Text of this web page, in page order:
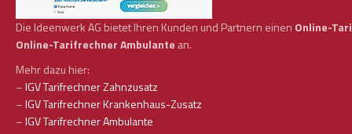
Die Ideenwerk AG bietet Ihren Kunden und Partnern einen Online-
Online-Tarifrechner Ambulante an.
Mehr dazu hier:
–IGV Tarifrechner Zahnzusatz
–IGV Tarifrechner Krankenhaus-Zusatz
–IGV Tarifrechner Ambulante